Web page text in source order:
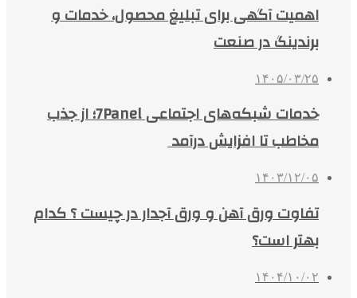
اهمیت آگهی برای تبلیغ محصول، خدمات و
برندینگ در صنعت
۱۴۰۵/۰۳/۲۵
خدمات شبکه‌های اجتماعی 7Panel؛ از جذب
مخاطب تا افزایش درآمد
۱۴۰۳/۱۲/۰۵
تفاوت ورق آهن و ورق آجدار در چیست ؟ کدام
بهتر است؟
۱۴۰۴/۱۰/۰۲